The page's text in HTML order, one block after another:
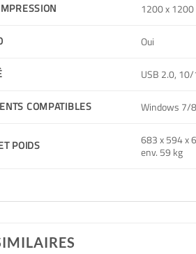
1200 x 1200
Oui
USB 2.0,
COMPATIBLES Windows 7/
POIDS
683 x 594 x
env. 59 kg